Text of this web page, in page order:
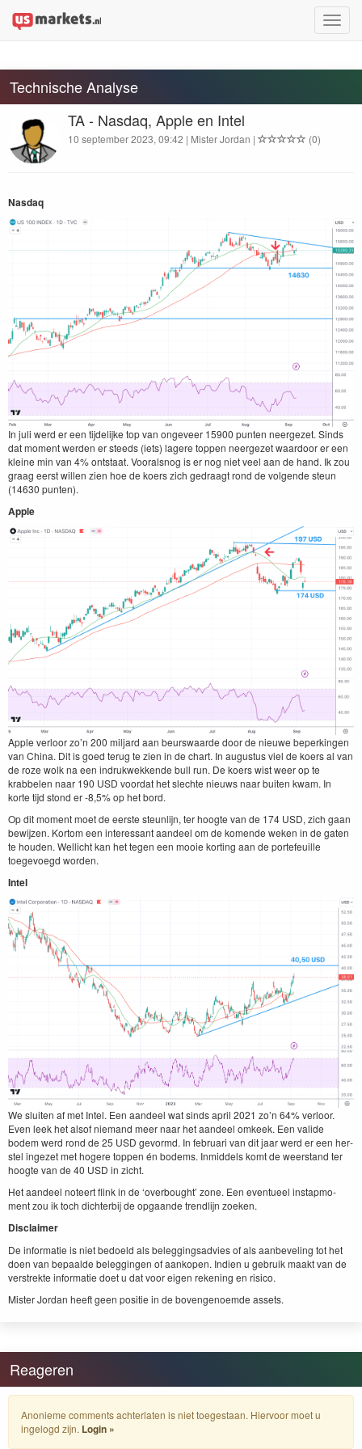
Toggle
Technische Analyse
TA - Nasdaq, Apple en Intel
10 september 2023, 09:42 | Mister Jordan | (0)
Nas­daq
In juli werd er een tijdelijke top van ongeveer 15900 pun­ten neergezet. Sinds
dat moment wer­den er steeds (iets) lagere top­pen neergezet waar­door er een
kleine min van 4% ontstaat. Vooral­snog is er nog niet veel aan de hand. Ik zou
graag eerst willen zien hoe de koers zich gedraagt rond de vol­gende ste­un
(14630 punten).
Apple
Apple ver­loor zo’n 200 mil­jard aan beur­swaarde door de nieuwe beperkin­gen
van Chi­na. Dit is goed terug te zien in de chart. In augus­tus viel de koers al van
de roze wolk na een indruk­wekkende bull run. De koers wist weer op te
krabbe­len naar 190 USD voor­dat het slechte nieuws naar buiten kwam. In
korte tijd stond er ‑8,5% op het bord.
Op dit moment moet de eerste ste­un­li­jn, ter hoogte van de 174 USD, zich gaan
bewi­jzen. Kor­tom een inter­es­sant aan­deel om de komende weken in de gat­en
te houden. Wellicht kan het tegen een mooie kort­ing aan de porte­feuille
toegevoegd worden.
Intel
We sluiten af met Intel. Een aan­deel wat sinds april 2021 zo’n 64% ver­loor.
Even leek het alsof nie­mand meer naar het aan­deel omkeek. Een valide
bodem werd rond de 25 USD gevor­md. In feb­ru­ari van dit jaar werd er een her­
s­tel ingezet met hogere top­pen én bodems. Inmid­dels komt de weer­stand ter
hoogte van de 40 USD in zicht.
Het aan­deel noteert flink in de ‘over­bought’ zone. Een eventueel instap­mo­
ment zou ik toch dichter­bij de opgaande trendli­jn zoeken.
Dis­claimer
De infor­matie is niet bedoeld als beleg­gingsad­vies of als aan­bevel­ing tot het
doen van bepaalde beleg­gin­gen of aankopen. Indi­en u gebruik maakt van de
ver­strek­te infor­matie doet u dat voor eigen reken­ing en risico.
Mis­ter Jor­dan heeft geen posi­tie in de bovenge­noemde assets.
Reageren
Anonieme comments achterlaten is niet toegestaan. Hiervoor moet u
ingelogd zijn. Login »